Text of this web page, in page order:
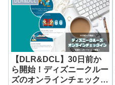
DLR&DCL
【DLR&DCL】30日前か
ら開始！ディズニークルー
ズのオンラインチェックイ